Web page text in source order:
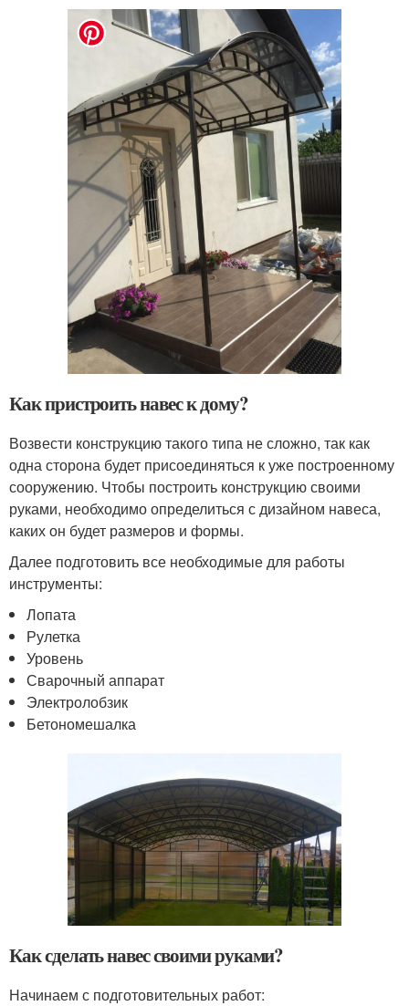
Как пристроить навес к дому?
Возвести конструкцию такого типа не сложно, так как
одна сторона будет присоединяться к уже построенному
сооружению. Чтобы построить конструкцию своими
руками, необходимо определиться с дизайном навеса,
каких он будет размеров и формы.
Далее подготовить все необходимые для работы
инструменты:
Лопата
Рулетка
Уровень
Сварочный аппарат
Электролобзик
Бетономешалка
Как сделать навес своими руками?
Начинаем с подготовительных работ: